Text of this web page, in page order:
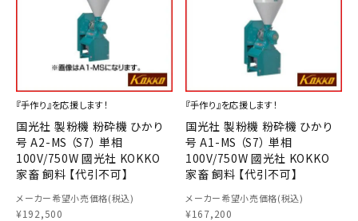
『手作り』を応援します！
国光社 製粉機 粉砕機 ひかり
号 A2-MS （S7） 単相
100V/750W 國光社 KOKKO
家畜 飼料 【代引不可】
メーカー希望小売価格(税込)
¥192,500
『手作り』を応援します！
国光社 製粉機 粉砕機 ひかり
号 A1-MS （S7） 単相
100V/750W 國光社 KOKKO
家畜 飼料 【代引不可】
メーカー希望小売価格(税込)
¥167,200